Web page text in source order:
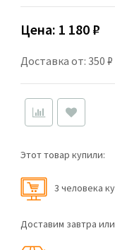
Цена: 1 180 ₽
Доставка от: 350 ₽
Этот товар купили:
3 человекa
Доставим завтра